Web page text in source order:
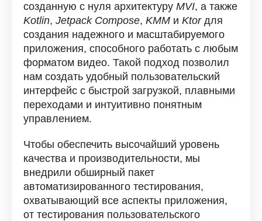
созданную с нуля архитектуру MVI, а также
Kotlin, Jetpack Compose, KMM и Ktorдля
создания надежного и масштабируемого
приложения, способного работать с любым
форматом видео. Такой подход позволил
нам создать удобный пользовательский
интерфейс с быстрой загрузкой, плавными
переходами и интуитивно понятным
управлением.
Чтобы обеспечить высочайший уровень
качества и производительности, мы
внедрили обширный пакет
автоматизированного тестирования,
охватывающий все аспекты приложения,
от тестирования пользовательского